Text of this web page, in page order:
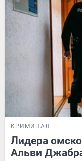
КРИМИНАЛ
Лидера
Альви